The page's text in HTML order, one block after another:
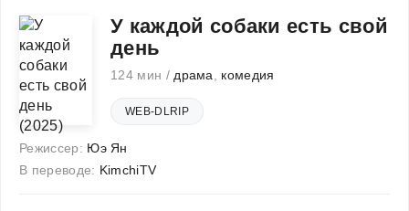
У каждой собаки есть свой
день
124 мин / драма комедия
WEB-DLRIP
Режиссер: Юэ Ян
В переводе: KimchiTV